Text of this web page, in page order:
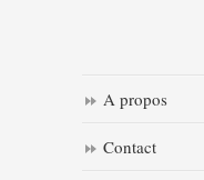
A propos
Contact